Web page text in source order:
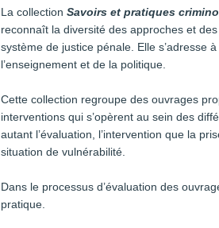
La collection Savoirs et pratiques
reconnaît la diversité des approches et
système de justice pénale. Elle s’adresse
l’enseignement et de la politique.
Cette collection regroupe des ouvrages
interventions qui s’opèrent au sein des
autant l’évaluation, l’intervention que la
situation de vulnérabilité.
Dans le processus d’évaluation des
pratique.